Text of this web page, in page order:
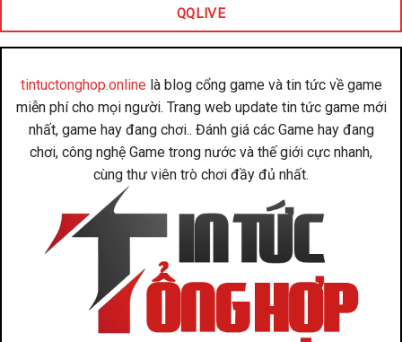
QQLIVE
tintuctonghop.online là blog cổng game và tin tức về game
miễn phí cho mọi người. Trang web update tin tức game mới
nhất, game hay đang chơi.. Đánh giá các Game hay đang
chơi, công nghệ Game trong nước và thế giới cực nhanh,
cùng thư viên trò chơi đầy đủ nhất.